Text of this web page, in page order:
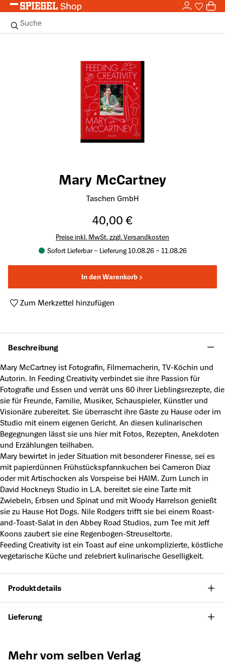
Zum Hauptinhalt springen 0
Suche
Mary McCartney
Taschen GmbH
40,00 €
Preise inkl. MwSt. zzgl. Versandkosten
Sofort Lieferbar – Lieferung 10.08.26 – 11.08.26
In den Warenkorb
Zum Merkzettel hinzufügen
Beschreibung
Mary McCartney ist Fotografin, Filmemacherin, TV-Köchin und
Autorin. In Feeding Creativity verbindet sie ihre Passion für
Fotografie und Essen und verrät uns 60 ihrer Lieblingsrezepte, die
sie für Freunde, Familie, Musiker, Schauspieler, Künstler und
Visionäre zubereitet. Sie überrascht ihre Gäste zu Hause oder im
Studio mit einem eigenen Gericht. An diesen kulinarischen
Begegnungen lässt sie uns hier mit Fotos, Rezepten, Anekdoten
und Erzählungen teilhaben.
Mary bewirtet in jeder Situation mit besonderer Finesse, sei es
mit papierdünnen Frühstückspfannkuchen bei Cameron Diaz
oder mit Artischocken als Vorspeise bei HAIM. Zum Lunch in
David Hockneys Studio in L.A. bereitet sie eine Tarte mit
Zwiebeln, Erbsen und Spinat und mit Woody Harrelson genießt
sie zu Hause Hot Dogs. Nile Rodgers trifft sie bei einem Roast-
and-Toast-Salat in den Abbey Road Studios, zum Tee mit Jeff
Koons zaubert sie eine Regenbogen-Streuseltorte.
Feeding Creativity ist ein Toast auf eine unkomplizierte, köstliche
vegetarische Küche und zelebriert kulinarische Geselligkeit.
Produktdetails
Lieferung
Produktgalerie überspringen
Mehr vom selben Verlag